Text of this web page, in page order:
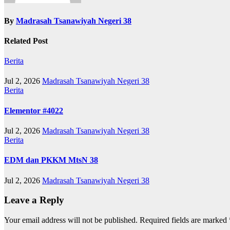
By Madrasah Tsanawiyah Negeri 38
Related Post
Berita
Jul 2, 2026 Madrasah Tsanawiyah Negeri 38
Berita
Elementor #4022
Jul 2, 2026 Madrasah Tsanawiyah Negeri 38
Berita
EDM dan PKKM MtsN 38
Jul 2, 2026 Madrasah Tsanawiyah Negeri 38
Leave a Reply
Your email address will not be published. Required fields are marked